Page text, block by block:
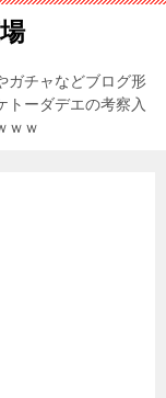
ガチャなどブログ形
トーダデエの考察入
ｗｗ